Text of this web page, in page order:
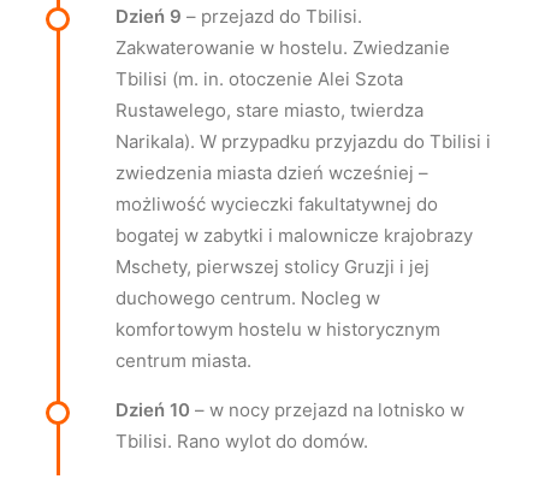
Dzień 9 – przejazd do Tbilisi.
Zakwaterowanie w hostelu. Zwiedzanie
Tbilisi (m. in. otoczenie Alei Szota
Rustawelego, stare miasto, twierdza
Narikala). W przypadku przyjazdu do Tbilisi i
zwiedzenia miasta dzień wcześniej –
możliwość wycieczki fakultatywnej do
bogatej w zabytki i malownicze krajobrazy
Mschety, pierwszej stolicy Gruzji i jej
duchowego centrum. Nocleg w
komfortowym hostelu w historycznym
centrum miasta.
Dzień 10 – w nocy przejazd na lotnisko w
Tbilisi. Rano wylot do domów.